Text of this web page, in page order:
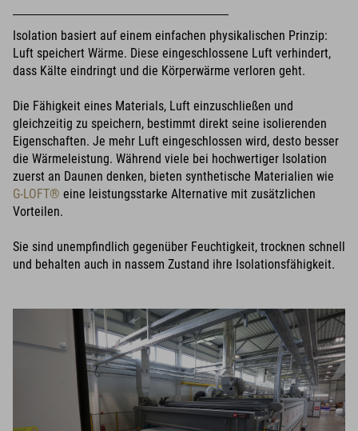
Isolation basiert auf einem einfachen physikalischen Prinzip:
Luft speichert Wärme. Diese eingeschlossene Luft verhindert,
dass Kälte eindringt und die Körperwärme verloren geht.
Die Fähigkeit eines Materials, Luft einzuschließen und
gleichzeitig zu speichern, bestimmt direkt seine isolierenden
Eigenschaften. Je mehr Luft eingeschlossen wird, desto besser
die Wärmeleistung. Während viele bei hochwertiger Isolation
zuerst an Daunen denken, bieten synthetische Materialien wie
G-LOFT® eine leistungsstarke Alternative mit zusätzlichen
Vorteilen.
Sie sind unempfindlich gegenüber Feuchtigkeit, trocknen schnell
und behalten auch in nassem Zustand ihre Isolationsfähigkeit.